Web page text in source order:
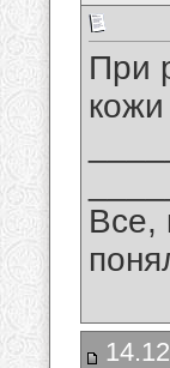
При
Все,